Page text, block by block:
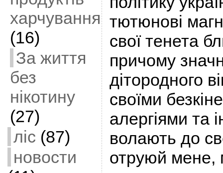
харчування
(16)
За життя
без
нікотину
(27)
ліс (87)
новости
тютюнові
свої тенета
причому
дітородного
своїми
алергіями та
волають до
отруюй